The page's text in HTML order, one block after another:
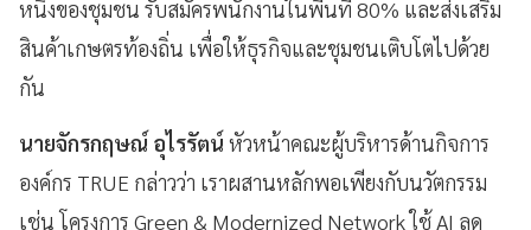
หนึ่งของชุมชน รับสมัครพนักงานในพื้นที่ 80% และส่งเสริม
สินค้าเกษตรท้องถิ่น เพื่อให้ธุรกิจและชุมชนเติบโตไปด้วย
กัน
นายจักรกฤษณ์ อุไรรัตน์ หัวหน้าคณะผู้บริหารด้านกิจการ
องค์กร TRUE กล่าวว่า เราผสานหลักพอเพียงกับนวัตกรรม
เช่น โครงการ Green & Modernized Network ใช้ AI ลด